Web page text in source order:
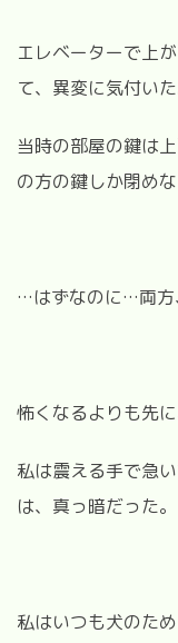
エレベーターで上
て、異変に気付いた
当時の部屋の鍵は
の方の鍵しか閉めな
…はずなのに…両方
怖くなるよりも先
私は震える手で急
は、真っ暗だった。
私はいつも犬のた